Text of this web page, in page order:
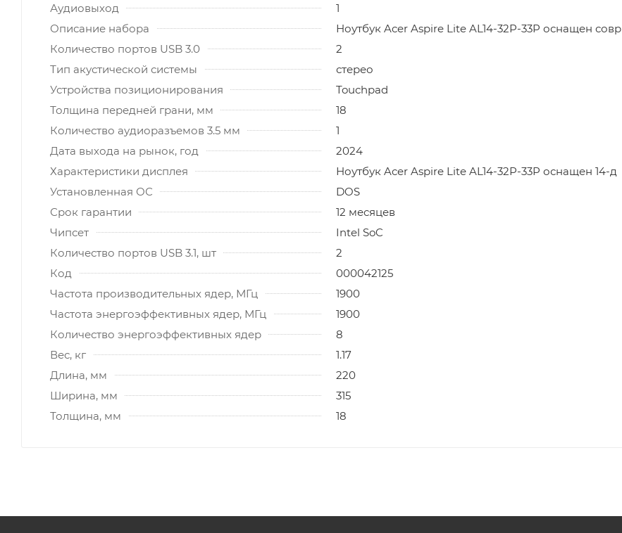
Аудиовыход
1
Описание набора
Ноутбук Acer Aspire Lite AL14-32P-33P оснащен совр
Количество портов USB 3.0
2
Тип акустической системы
стерео
Устройства позиционирования
Touchpad
Толщина передней грани, мм
18
Количество аудиоразъемов 3.5 мм
1
Дата выхода на рынок, год
2024
Характеристики дисплея
Ноутбук Acer Aspire Lite AL14-32P-33P оснащен 14-д
Установленная ОС
DOS
Срок гарантии
12 месяцев
Чипсет
Intel SoC
Количество портов USB 3.1, шт
2
Код
000042125
Частота производительных ядер, МГц
1900
Частота энергоэффективных ядер, МГц
1900
Количество энергоэффективных ядер
8
Вес, кг
1.17
Длина, мм
220
Ширина, мм
315
Толщина, мм
18